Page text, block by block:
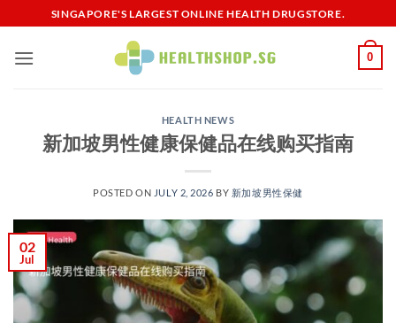
to
content
SINGAPORE'S LARGEST ONLINE HEALTH DRUGSTORE.
0
HEALTH NEWS
新加坡男性健康保健品在线购买指南
POSTED ON JULY 2, 2026 BY 新加坡男性保健​
02
Jul